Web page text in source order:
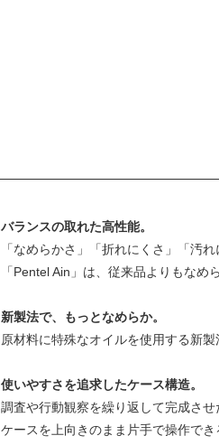
バランスの取れた高性能。
「なめらかさ」「折れにくさ」「汚
「Pentel Ain」は、従来品よりもなめ
新製法で、もっとなめらか。
原材料に特殊なオイルを使用する新
使いやすさを追求したケース構造。
調査や行動観察を繰り返して完成させ
ケースを上向きのまま片手で操作で